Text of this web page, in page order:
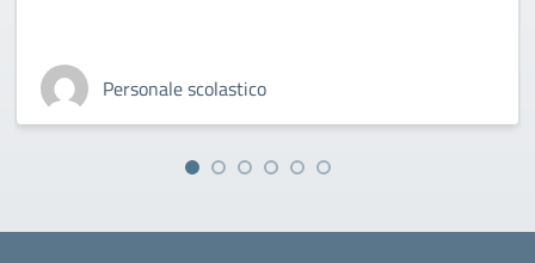
Personale scolastico